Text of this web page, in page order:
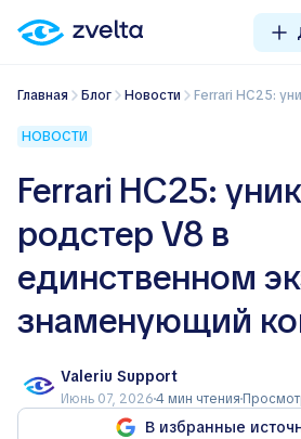
Главная Блог Новости Ferrari HC25: уникальный родстер
НОВОСТИ
Ferrari HC25:
родстер V8 в
единственном
знаменующий
Valeriu Support
Июнь 07, 20264 мин чтения
В избранные